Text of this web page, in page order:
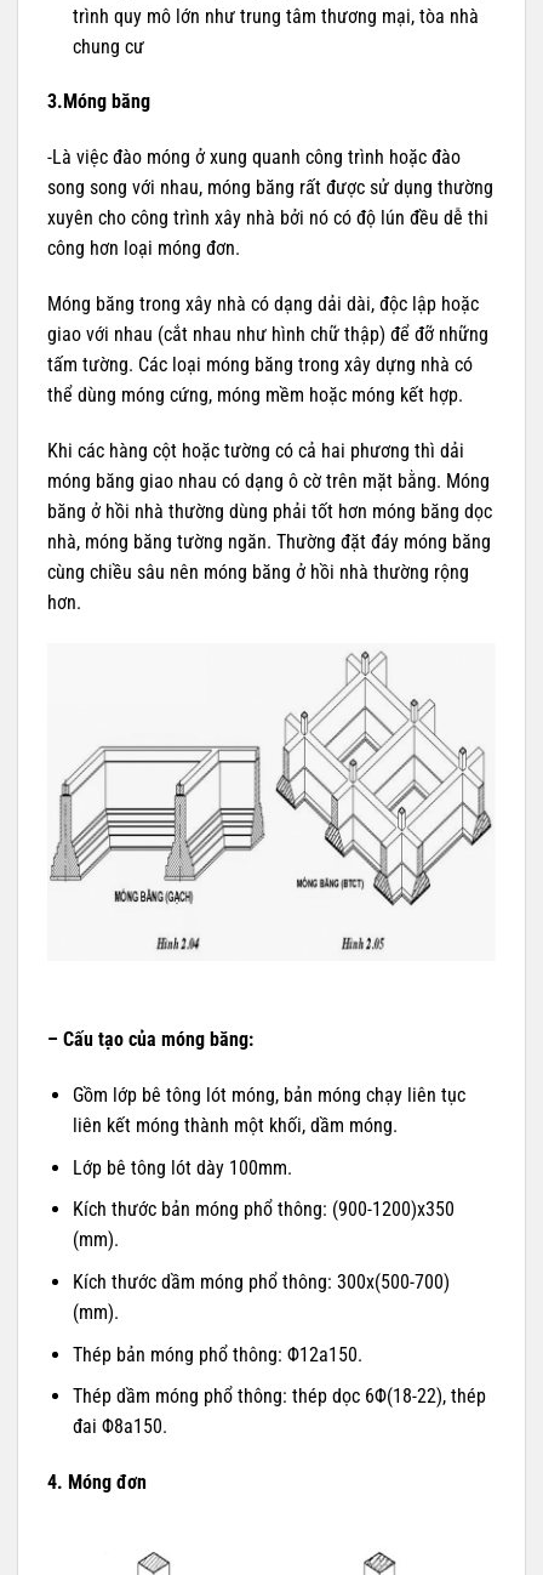
trình quy mô lớn như trung tâm thương mại, tòa nhà
chung cư
3.Móng băng
-Là việc đào móng ở xung quanh công trình hoặc đào
song song với nhau, móng băng rất được sử dụng thường
xuyên cho công trình xây nhà bởi nó có độ lún đều dễ thi
công hơn loại móng đơn.
Móng băng trong xây nhà có dạng dải dài, độc lập hoặc
giao với nhau (cắt nhau như hình chữ thập) để đỡ những
tấm tường. Các loại móng băng trong xây dựng nhà có
thể dùng móng cứng, móng mềm hoặc móng kết hợp.
Khi các hàng cột hoặc tường có cả hai phương thì dải
móng băng giao nhau có dạng ô cờ trên mặt bằng. Móng
băng ở hồi nhà thường dùng phải tốt hơn móng băng dọc
nhà, móng băng tường ngăn. Thường đặt đáy móng băng
cùng chiều sâu nên móng băng ở hồi nhà thường rộng
hơn.
– Cấu tạo của móng băng:
Gồm lớp bê tông lót móng, bản móng chạy liên tục
liên kết móng thành một khối, dầm móng.
Lớp bê tông lót dày 100mm.
Kích thước bản móng phổ thông: (900-1200)x350
(mm).
Kích thước dầm móng phổ thông: 300x(500-700)
(mm).
Thép bản móng phổ thông: Φ12a150.
Thép dầm móng phổ thông: thép dọc 6Φ(18-22), thép
đai Φ8a150.
4. Móng đơn